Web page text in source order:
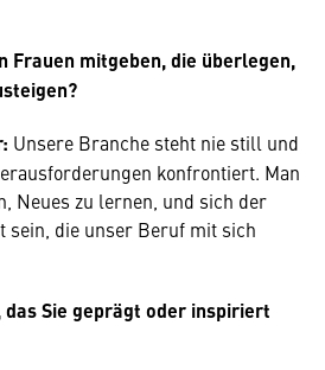
Frauen mitgeben, die überlegen,
Unsere Branche steht nie still und
konfrontiert. Man
Neues zu lernen, und sich der
sein, die unser Beruf mit sich
das Sie geprägt oder inspiriert